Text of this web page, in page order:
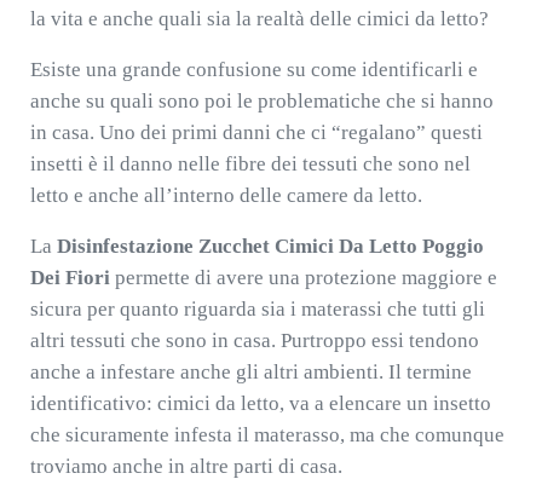
la vita e anche quali sia la realtà delle cimici da letto?
Esiste una grande confusione su come identificarli e
anche su quali sono poi le problematiche che si hanno
in casa. Uno dei primi danni che ci “regalano” questi
insetti è il danno nelle fibre dei tessuti che sono nel
letto e anche all’interno delle camere da letto.
La Disinfestazione Zucchet Cimici Da Letto Poggio
Dei Fiori permette di avere una protezione maggiore e
sicura per quanto riguarda sia i materassi che tutti gli
altri tessuti che sono in casa. Purtroppo essi tendono
anche a infestare anche gli altri ambienti. Il termine
identificativo: cimici da letto, va a elencare un insetto
che sicuramente infesta il materasso, ma che comunque
troviamo anche in altre parti di casa.